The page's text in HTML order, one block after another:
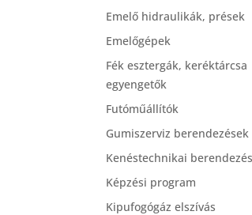
Emelő hidraulikák, prések
Emelőgépek
Fék esztergák, keréktárcsa
egyengetők
Futóműállítók
Gumiszerviz berendezések
Kenéstechnikai
Képzési program
Kipufogógáz elszívás